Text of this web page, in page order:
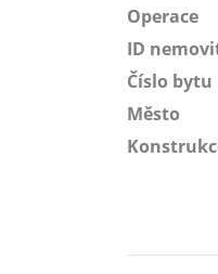
Operace
ID
Číslo bytu
Město